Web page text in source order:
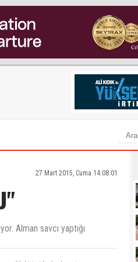
27 Mart 2015, Cuma 14:08:01
Alman savcı yaptığı